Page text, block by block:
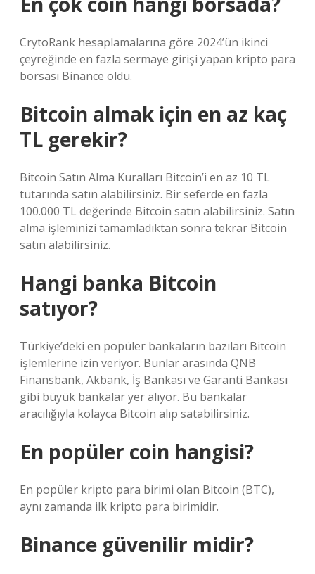
CrytoRank hesaplamalarına göre 2024’ün ikinci
çeyreğinde en fazla sermaye girişi yapan kripto para
borsası Binance oldu.
Bitcoin almak için en az kaç
TL gerekir?
Bitcoin Satın Alma Kuralları Bitcoin’i en az 10 TL
tutarında satın alabilirsiniz. Bir seferde en fazla
100.000 TL değerinde Bitcoin satın alabilirsiniz. Satın
alma işleminizi tamamladıktan sonra tekrar Bitcoin
satın alabilirsiniz.
Hangi banka Bitcoin
satıyor?
Türkiye’deki en popüler bankaların bazıları Bitcoin
işlemlerine izin veriyor. Bunlar arasında QNB
Finansbank, Akbank, İş Bankası ve Garanti Bankası
gibi büyük bankalar yer alıyor. Bu bankalar
aracılığıyla kolayca Bitcoin alıp satabilirsiniz.
En popüler coin hangisi?
En popüler kripto para birimi olan Bitcoin (BTC),
aynı zamanda ilk kripto para birimidir.
Binance güvenilir midir?